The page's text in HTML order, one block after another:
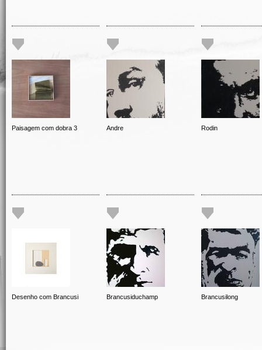
Paisagem com dobra 3 Andre Rodin
Desenho com Brancusi Brancusiduchamp Brancusilong